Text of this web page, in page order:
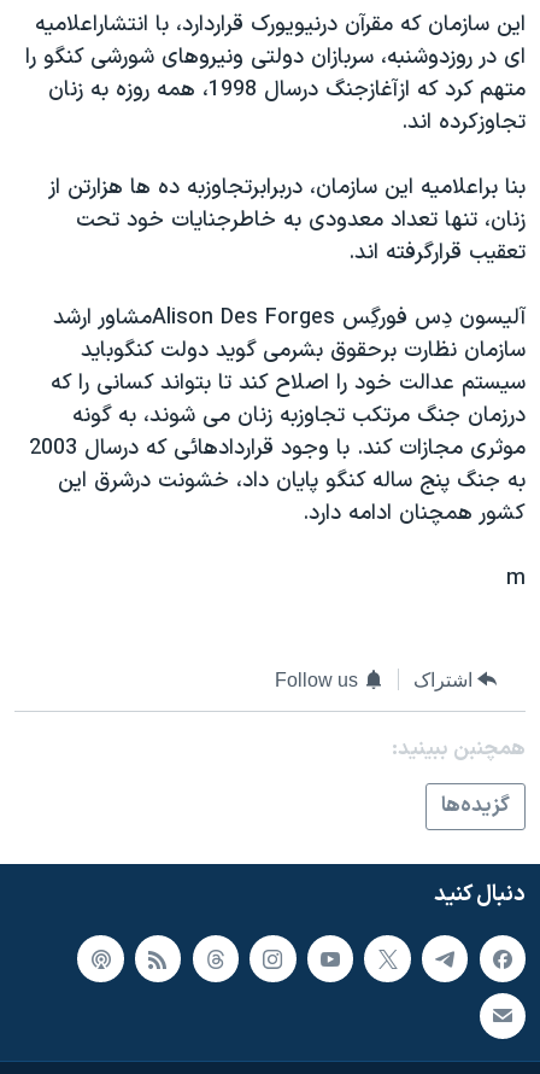
فرهنگ و زندگی
حقوق شهروندی
اقتصادی
اسرائیل در جنگ
گالری عکس
مستندها
انتخابات ریاست جمهوری آمریکا ۲۰۲۴
حمله جمهوری اسلامی به اسرائیل
ورزش زنان در ایران
اعتراضات زن، زندگی، آزادی
تریبونال مردمی آبان ۹۸
دادگاه حمید نوری
چهل سال گروگان‌گیری
قانون شفافیت دارائی کادر رهبری ایران
اعتراضات مردمی آبان ۹۸
صفحه‌های ویژه
سفر پرزیدنت ترامپ به چین
دنبال کنید
زبانهای مختلف
اين سازمان که مقرآن درنيويورک قراردارد، با انتشاراعلاميه
ای در روزدوشنبه، سربازان دولتی ونيروهای شورشی کنگو را
متهم کرد که ازآغازجنگ درسال 1998، همه روزه به زنان
تجاوزکرده اند.
بنا براعلاميه اين سازمان، دربرابرتجاوزبه ده ها هزارتن از
زنان، تنها تعداد معدودی به خاطرجنايات خود تحت
تعقيب قرارگرفته اند.
آليسون دِس فورگِس Alison Des Forgesمشاور ارشد
سازمان نظارت برحقوق بشرمی گويد دولت کنگوبايد
سيستم عدالت خود را اصلاح کند تا بتواند کسانی را که
درزمان جنگ مرتکب تجاوزبه زنان می شوند، به گونه
موثری مجازات کند. با وجود قراردادهائی که درسال 2003
به جنگ پنج ساله کنگو پايان داد، خشونت درشرق اين
کشور همچنان ادامه دارد.
m
اشتراک Follow us
همچنبن ببینید:
گزيده‌ها
دنبال کنید